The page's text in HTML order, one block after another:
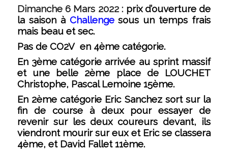
Dimanche 6 Mars 2022 : prix d’ouverture de
la saison à Challengesous un temps frais
mais beau et sec.
Pas de CO2V en 4ème catégorie.
En 3ème catégorie arrivée au sprint massif
et une belle 2ème place de LOUCHET
Christophe, Pascal Lemoine 15ème.
En 2ème catégorie Eric Sanchez sort sur la
fin de course à deux pour essayer de
revenir sur les deux coureurs devant, ils
viendront mourir sur eux et Eric se classera
4ème, et David Fallet 11ème.